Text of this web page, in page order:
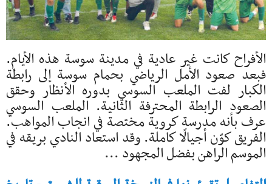
الأفراح كانت غير عادية في مدينة سوسة هذه الأيام.
فبعد صعود الأمل الرياضي بحمام سوسة إلى رابطة
الكبار لفت الملعب السوسي بدوره الأنظار وحقق
الصعود الرابطة المحترفة الثانية. الملعب السوسي
عرف بأنه مدرسة كروية مختصة في انجاب المواهب.
الفريق كوّن أجيالًا كاملة. وقد استعاد النادي بريقه في
الموسم الراهن بفضل المجهود ...